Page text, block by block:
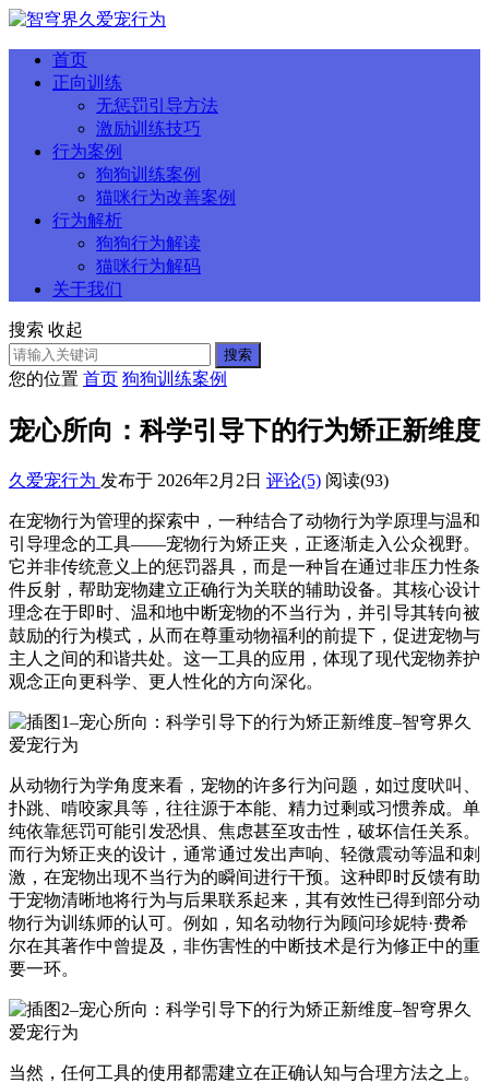
首页
正向训练
无惩罚引导方法
激励训练技巧
行为案例
狗狗训练案例
猫咪行为改善案例
行为解析
狗狗行为解读
猫咪行为解码
关于我们
搜索 收起
搜索
您的位置 首页 狗狗训练案例
宠心所向：科学引导下的行为矫正新维度
久爱宠行为 发布于 2026年2月2日 评论(5) 阅读(93)
在宠物行为管理的探索中，一种结合了动物行为学原理与温和
引导理念的工具——宠物行为矫正夹，正逐渐走入公众视野。
它并非传统意义上的惩罚器具，而是一种旨在通过非压力性条
件反射，帮助宠物建立正确行为关联的辅助设备。其核心设计
理念在于即时、温和地中断宠物的不当行为，并引导其转向被
鼓励的行为模式，从而在尊重动物福利的前提下，促进宠物与
主人之间的和谐共处。这一工具的应用，体现了现代宠物养护
观念正向更科学、更人性化的方向深化。
从动物行为学角度来看，宠物的许多行为问题，如过度吠叫、
扑跳、啃咬家具等，往往源于本能、精力过剩或习惯养成。单
纯依靠惩罚可能引发恐惧、焦虑甚至攻击性，破坏信任关系。
而行为矫正夹的设计，通常通过发出声响、轻微震动等温和刺
激，在宠物出现不当行为的瞬间进行干预。这种即时反馈有助
于宠物清晰地将行为与后果联系起来，其有效性已得到部分动
物行为训练师的认可。例如，知名动物行为顾问珍妮特·费希
尔在其著作中曾提及，非伤害性的中断技术是行为修正中的重
要一环。
当然，任何工具的使用都需建立在正确认知与合理方法之上。